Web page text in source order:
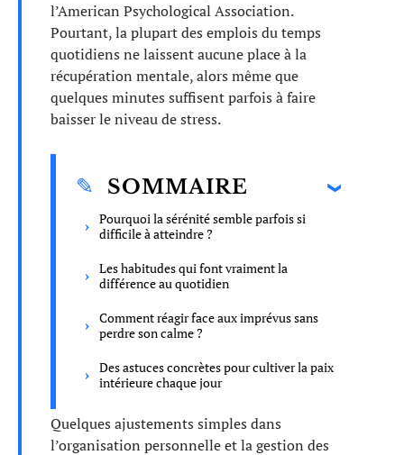
l’American Psychological Association.
Pourtant, la plupart des emplois du temps
quotidiens ne laissent aucune place à la
récupération mentale, alors même que
quelques minutes suffisent parfois à faire
baisser le niveau de stress.
SOMMAIRE
Pourquoi la sérénité semble parfois si
difficile à atteindre ?
Les habitudes qui font vraiment la
différence au quotidien
Comment réagir face aux imprévus sans
perdre son calme ?
Des astuces concrètes pour cultiver la paix
intérieure chaque jour
Quelques ajustements simples dans
l’organisation personnelle et la gestion des